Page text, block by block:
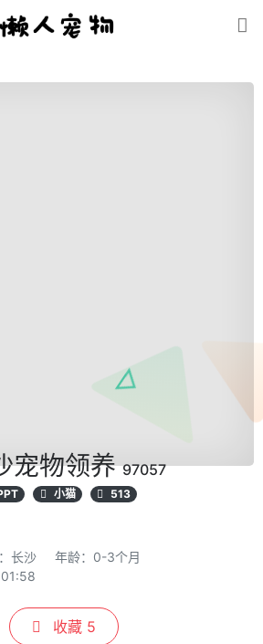
宠物领养97057
小猫 513
长沙
年龄：0-3个月
收藏 5